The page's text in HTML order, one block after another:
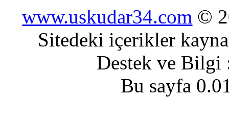
www.uskudar34.com ©
Sitedeki içerikler
Destek ve
Bu sayfa